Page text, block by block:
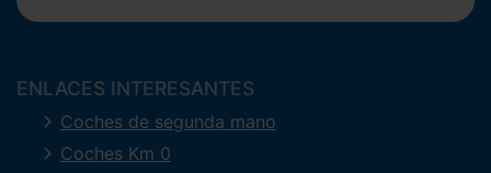
ENLACES INTERESANTES
Coches de segunda mano
Coches Km 0